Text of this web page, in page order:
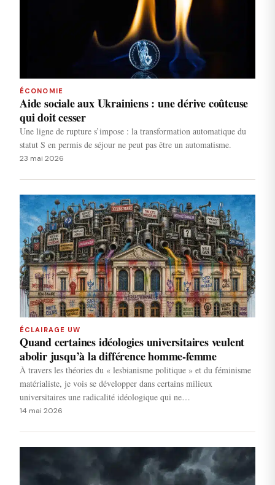
ÉCONOMIE
Aide sociale aux Ukrainiens : une dérive coûteuse
qui doit cesser
Une ligne de rupture s’impose : la transformation automatique du
statut S en permis de séjour ne peut pas être un automatisme.
23 mai 2026
ÉCLAIRAGE UW
Quand certaines idéologies universitaires veulent
abolir jusqu’à la différence homme-femme
À travers les théories du « lesbianisme politique » et du féminisme
matérialiste, je vois se développer dans certains milieux
universitaires une radicalité idéologique qui ne…
14 mai 2026